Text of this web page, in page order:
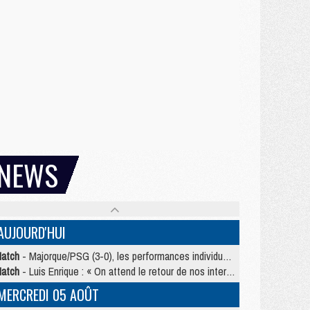
- Majorque/PSG (3-0), les performances individuelles
- Luis Enrique : « On attend le retour de nos internationaux »
05 AOÛT